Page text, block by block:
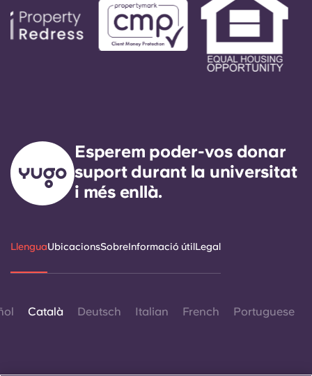
Esperem poder-vos donar
suport durant la universitat
i més enllà.
LlenguaUbicacionsSobreInformació útilLegal
Català Deutsch Italian French Portuguese